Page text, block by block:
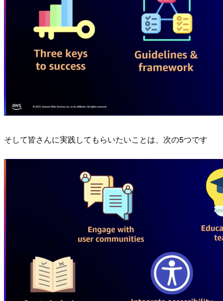
そして皆さんに実践してもらいたいことは、次の5つです